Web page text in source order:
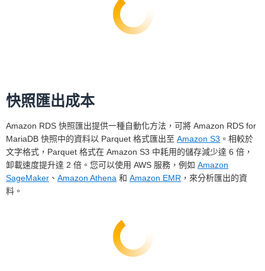
快照匯出成本
Amazon RDS 快照匯出提供一種自動化方法，可將 Amazon RDS for
MariaDB 快照中的資料以 Parquet 格式匯出至 Amazon S3 。相較於
文字格式，Parquet 格式在 Amazon S3 中耗用的儲存減少達 6 倍，
卸載速度提升達 2 倍。您可以使用 AWS 服務，例如 Amazon
SageMaker 、 Amazon Athena 和 Amazon EMR ，來分析匯出的資
料。